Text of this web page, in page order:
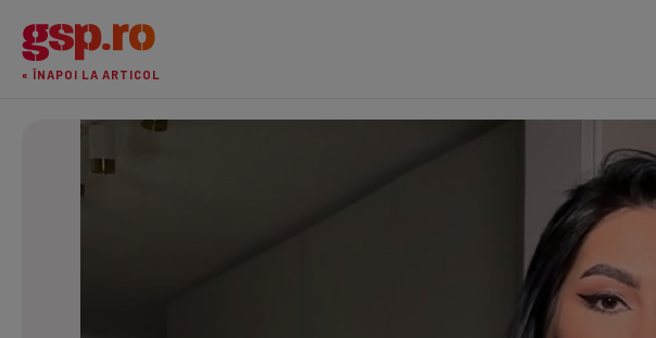
« ÎNAPOI LA ARTICOL